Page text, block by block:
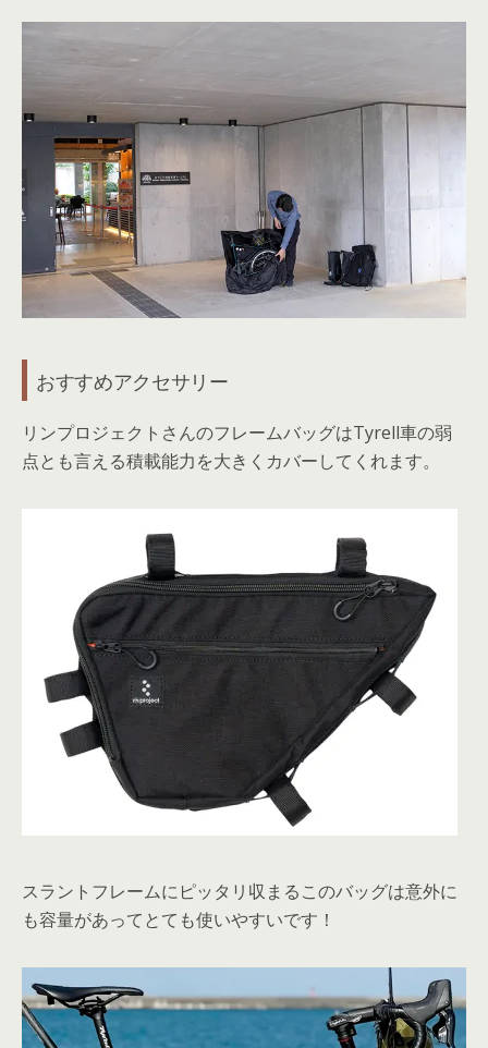
おすすめアクセサリー
リンプロジェクトさんのフレームバッグはTyrell車の弱
点とも言える積載能力を大きくカバーしてくれます。
スラントフレームにピッタリ収まるこのバッグは意外に
も容量があってとても使いやすいです！